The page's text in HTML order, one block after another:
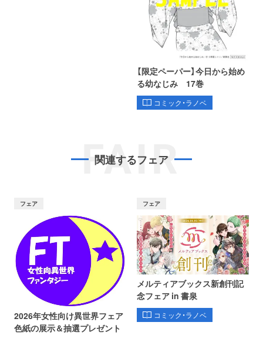
【限定ペーパー】今日から始め
る幼なじみ 17巻
コミック・ラノベ
FAIR
関連するフェア
フェア
2026年女性向け異世界フェア
色紙の展示＆抽選プレゼント
フェア
メルティアブックス新創刊記
念フェア in 書泉
コミック・ラノベ